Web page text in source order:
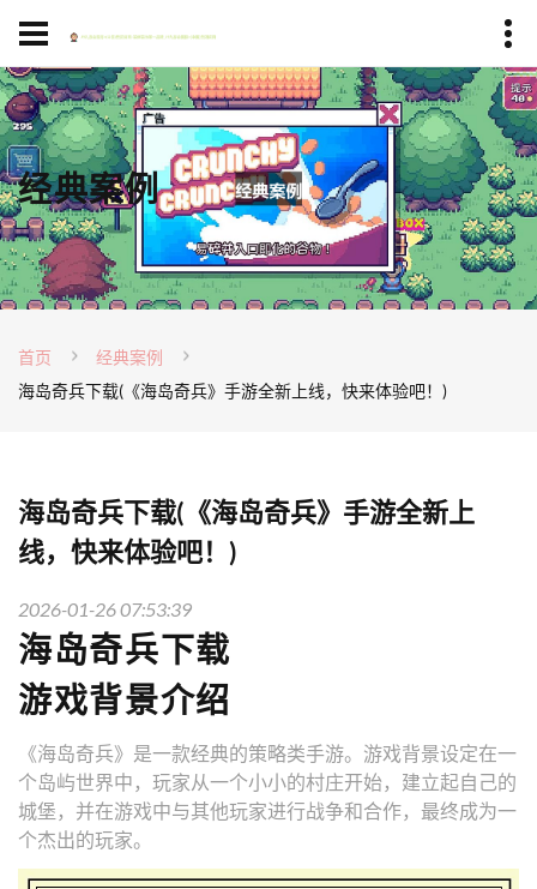
经典案例
首页
经典案例
海岛奇兵下载(《海岛奇兵》手游全新上线，快来体验吧！)
海岛奇兵下载(《海岛奇兵》手游全新上
线，快来体验吧！)
2026-01-26 07:53:39
海岛奇兵下载
游戏背景介绍
《海岛奇兵》是一款经典的策略类手游。游戏背景设定在一
个岛屿世界中，玩家从一个小小的村庄开始，建立起自己的
城堡，并在游戏中与其他玩家进行战争和合作，最终成为一
个杰出的玩家。